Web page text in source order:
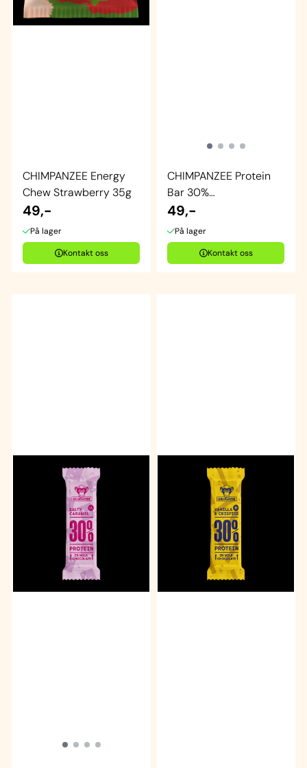
CHIMPANZEE Energy
Chew Strawberry 35g
49,-
På lager
Kontakt oss
CHIMPANZEE Protein
Bar 30%
Cocoa&Coconut
49,-
På lager
Kontakt oss